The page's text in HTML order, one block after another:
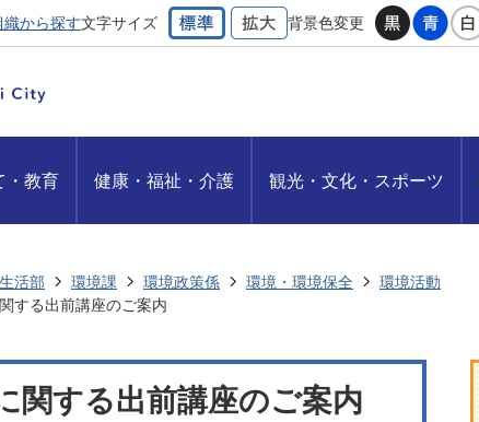
織から探す文字サイズ 背景色変更
・教育 健康・福祉・介護 観光・文化・スポーツ
活部 環境課 環境政策係 環境・環境保全
環境活動
する出前講座のご案内
関する出前講座のご案内